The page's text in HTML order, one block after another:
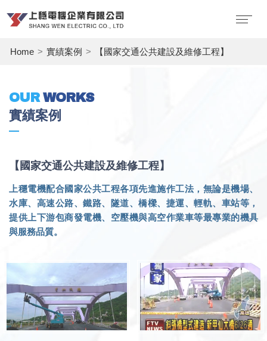
Home 實績案例 【國家交通公共建設及維修工程】
OURWORKS
實績案例
【國家交通公共建設及維修工程】
上穩電機配合國家公共工程各項先進施作工法，無論是機場、
水庫、高速公路、鐵路、隧道、橋樑、捷運、輕軌、車站等，
提供上下游包商發電機、空壓機與高空作業車等最專業的機具
與服務品質。